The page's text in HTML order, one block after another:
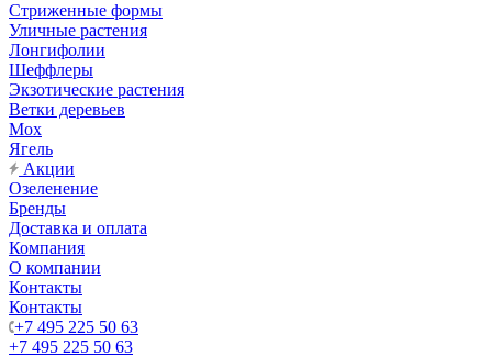
Стриженные формы
Уличные растения
Лонгифолии
Шеффлеры
Экзотические растения
Ветки деревьев
Мох
Ягель
Акции
Озеленение
Бренды
Доставка и оплата
Компания
О компании
Контакты
Контакты
+7 495 225 50 63
+7 495 225 50 63